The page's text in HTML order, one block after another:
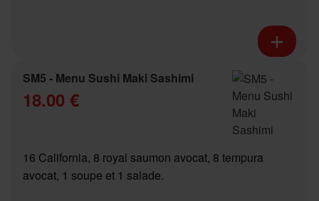
SM5 - Menu Sushi Maki Sashimi
18.00 €
16 California, 8 royal saumon avocat, 8 tempura
avocat, 1 soupe et 1 salade.